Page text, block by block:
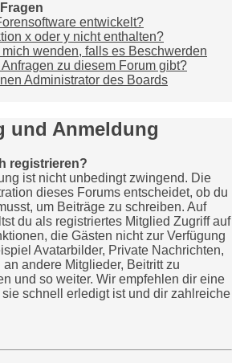
entwickelt?
x oder y nicht enthalten?
wenden, falls es Beschwerden
zu diesem Forum gibt?
Administrator des Boards
und Anmeldung
registrieren?
ist nicht unbedingt zwingend. Die
dieses Forums entscheidet, ob du
um Beiträge zu schreiben. Auf
du als registriertes Mitglied Zugriff auf
die Gästen nicht zur Verfügung
Avatarbilder, Private Nachrichten,
an andere Mitglieder, Beitritt zu
und so weiter. Wir empfehlen dir eine
schnell erledigt ist und dir zahlreiche